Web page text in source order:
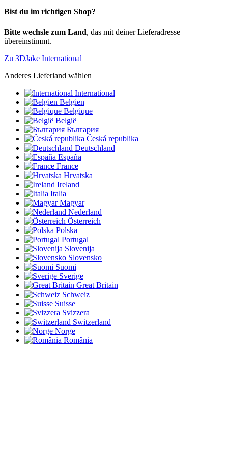
Bist du im richtigen Shop?
Bitte wechsle zum Land, das mit deiner Lieferadresse
übereinstimmt.
Zu 3DJake International
Anderes Lieferland wählen
International
Belgien
Belgique
België
България
Česká republika
Deutschland
España
France
Hrvatska
Ireland
Italia
Magyar
Nederland
Österreich
Polska
Portugal
Slovenija
Slovensko
Suomi
Sverige
Great Britain
Schweiz
Suisse
Svizzera
Switzerland
Norge
România